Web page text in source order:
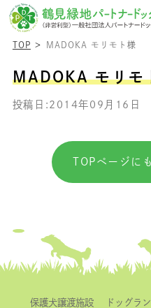
TOP MADOKA モリモト様
MADOKA モリモ
投稿日:2014年09月16日
TOPページに
保護犬譲渡施設 ドッグラン